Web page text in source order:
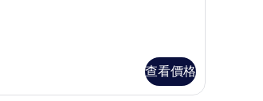
查看價格